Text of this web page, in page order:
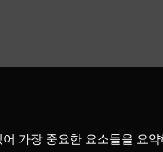
가장 중요한 요소들을 요